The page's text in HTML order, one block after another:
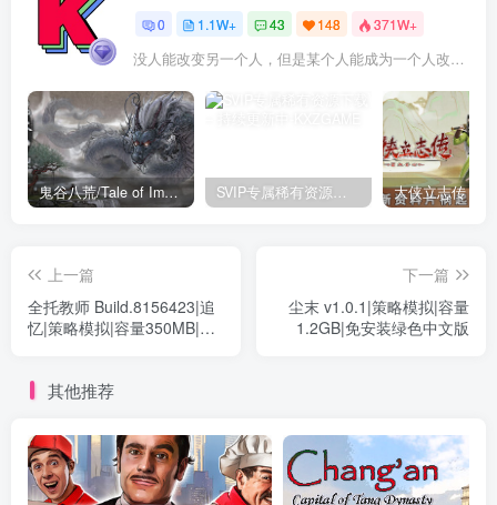
0 1.1W+ 43 148 371W+
没人能改变另一个人，但是某个人能成为一个人改变的原因
鬼谷八荒/Tale of Immortal v1.2.105.259|角色扮演|容量27.4GB|免安装绿色中文版 SVIP专属稀有资源下载 – 持续更新中
上一篇
全托教师 Build.8156423|追
忆|策略模拟|容量350MB|免
下一篇
尘末 v1.0.1|策略模拟|容量
1.2GB|免安装绿色中文版
其他推荐